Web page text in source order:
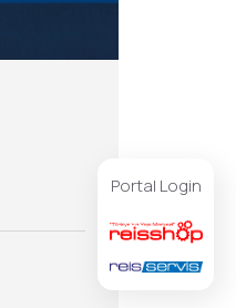
Portal Login